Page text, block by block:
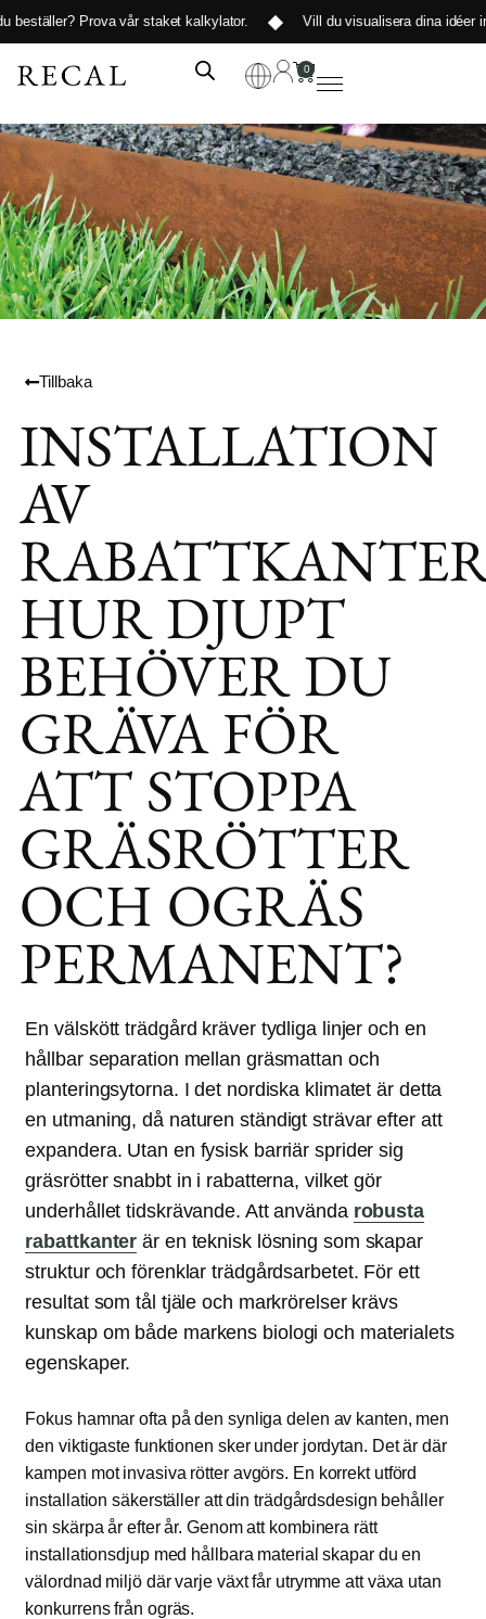
Prova vår staket kalkylator. Vill du visualisera dina idéer
0
Tillbaka
INSTALLATION
AV
HUR DJUPT
BEHÖVER DU
GRÄVA FÖR
ATT STOPPA
GRÄSRÖTTER
OCH OGRÄS
PERMANENT?
En välskött trädgård kräver tydliga linjer och en
hållbar separation mellan gräsmattan och
planteringsytorna. I det nordiska klimatet är detta
en utmaning, då naturen ständigt strävar efter att
expandera. Utan en fysisk barriär sprider sig
gräsrötter snabbt in i rabatterna, vilket gör
underhållet tidskrävande. Att använda robusta
rabattkanter är en teknisk lösning som skapar
struktur och förenklar trädgårdsarbetet. För ett
resultat som tål tjäle och markrörelser krävs
kunskap om både markens biologi och materialets
egenskaper.
Fokus hamnar ofta på den synliga delen av kanten, men
den viktigaste funktionen sker under jordytan. Det är där
kampen mot invasiva rötter avgörs. En korrekt utförd
installation säkerställer att din trädgårdsdesign behåller
sin skärpa år efter år. Genom att kombinera rätt
installationsdjup med hållbara material skapar du en
välordnad miljö där varje växt får utrymme att växa utan
konkurrens från ogräs.